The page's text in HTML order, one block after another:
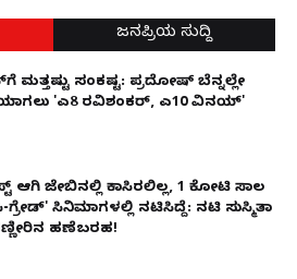
ಜನಪ್ರಿಯ ಸುದ್ದಿ
ಮತ್ತಷ್ಟು ಸಂಕಷ್ಟ: ಪ್ರದೋಷ್ ಬೆನ್ನಲ್ಲೇ
'ಎ8 ರವಿಶಂಕರ್, ಎ10 ವಿನಯ್'
ಆಗಿ ಜೇಬಿನಲ್ಲಿ ಕಾಸಿರಲಿಲ್ಲ, ₹1 ಕೋಟಿ ಸಾಲ
ಗ್ರೇಡ್' ಸಿನಿಮಾಗಳಲ್ಲಿ ನಟಿಸಿದ್ದೆ: ನಟಿ ಸುಸ್ಮಿತಾ
ಹಣೆಬರಹ!